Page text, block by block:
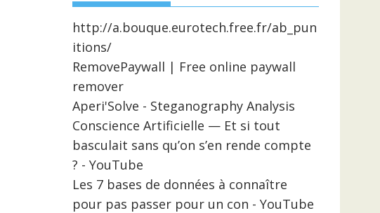
http://a.bouque.eurotech.free.fr/ab_pun
itions/
RemovePaywall | Free online paywall
remover
Aperi'Solve - Steganography Analysis
Conscience Artificielle — Et si tout
basculait sans qu’on s’en rende compte
? - YouTube
Les 7 bases de données à connaître
pour pas passer pour un con - YouTube